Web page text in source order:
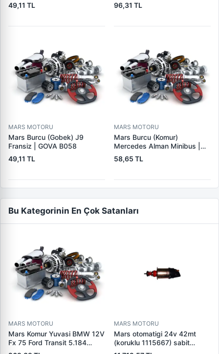
49,11 TL
96,31 TL
MARS MOTORU
Mars Burcu (Gobek) J9
Fransiz | GOVA B058
49,11 TL
MARS MOTORU
Mars Burcu (Komur)
Mercedes Alman Minibus |
GOVA B035
58,65 TL
Bu Kategorinin En Çok Satanları
MARS MOTORU
Mars Komur Yuvasi BMW 12V
Fx 75 Ford Transit 5.184
Visteon | PARS PRS-BHL230
MARS MOTORU
Mars otomatigi 24v 42mt
(koruklu 1115667) sabit
pistonlu 3604650rx 7t0258